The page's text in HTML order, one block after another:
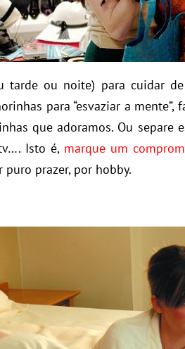
tarde ou noite) para cuidar
para “esvaziar a
que adoramos. Ou separe
Isto é, marque um
prazer, por hobby.